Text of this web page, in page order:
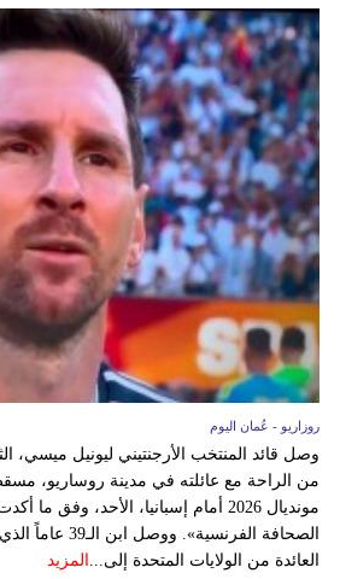
روزاريو - عُمان اليوم
وصل قائد المنتخب الأرجنتيني ليونيل ميسي،
من الراحة مع عائلته في مدينة روساريو،
مونديال 2026 أمام إسبانيا، الأحد، وفق
الصحافة
العائدة من الولايات المتحدة إلى... المزيد